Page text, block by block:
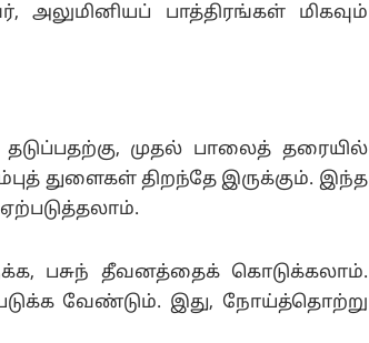
அலுமினியப் பாத்திரங்கள் மிகவும்
தடுப்பதற்கு, முதல் பாலைத் தரையில்
துளைகள் திறந்தே இருக்கும். இந்த
பசுந் தீவனத்தைக் கொடுக்கலாம்.
வேண்டும். இது, நோய்த்தொற்று